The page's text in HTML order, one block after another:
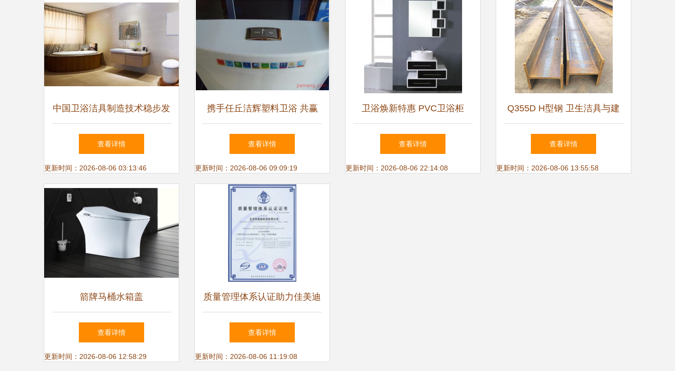
中国卫浴洁具制造技术稳步发
展 从传统工艺到智能制造的
跨越
查看详情
更新时间：2026-08-06 03:13:46
携手任丘洁辉塑料卫浴 共赢
卫浴新蓝海，加盟连锁正当时
查看详情
更新时间：2026-08-06 09:09:19
卫浴焕新特惠 PVC卫浴柜
0108搭配橡木浴室柜，性价比
之选
查看详情
更新时间：2026-08-06 22:14:08
Q355D H型钢 卫生洁具与建
筑装饰材料的多能之选
查看详情
更新时间：2026-08-06 13:55:58
箭牌马桶水箱盖
查看详情
更新时间：2026-08-06 12:58:29
质量管理体系认证助力佳美迪
节水洁具品质升级
查看详情
更新时间：2026-08-06 11:19:08